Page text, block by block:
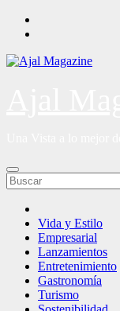
Saltar
Vida y Estilo
Empresarial
Lanzamientos
Entretenimiento
Gastronomía
Turismo